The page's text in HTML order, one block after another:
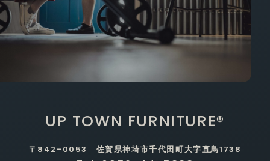
UP TOWN FURNITURE®
〒842-0053 佐賀県神埼市千代田町大字直鳥1738